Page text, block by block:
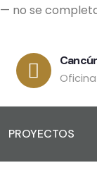
no se
PROYECTOS